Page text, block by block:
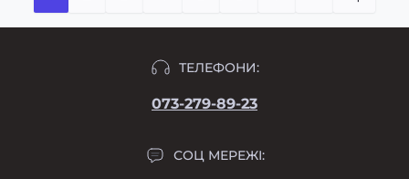
ТЕЛЕФОНИ:
073-279-89-23
СОЦ МЕРЕЖІ: